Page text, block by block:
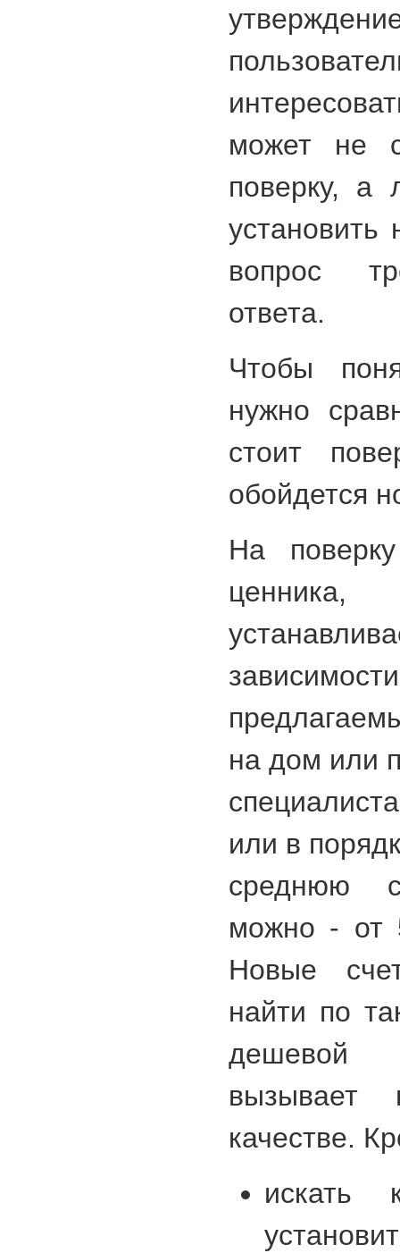
может не
поверку, а
установить
вопрос
ответа.
Чтобы
нужно
стоит
обойдется
На
ценника,
на дом или
или в
среднюю
можно - от
Новые
найти по
дешевой
вызывает
качестве.
искать